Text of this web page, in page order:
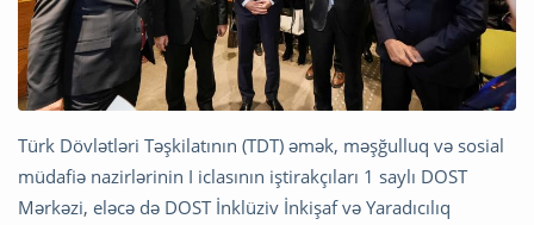
Türk Dövlətləri Təşkilatının (TDT) əmək, məşğulluq və sosial
müdafiə nazirlərinin I iclasının iştirakçıları 1 saylı DOST
Mərkəzi, eləcə də DOST İnklüziv İnkişaf və Yaradıcılıq